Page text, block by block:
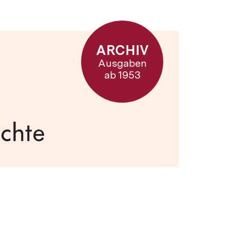
ARCHIV
Ausgaben
ab 1953